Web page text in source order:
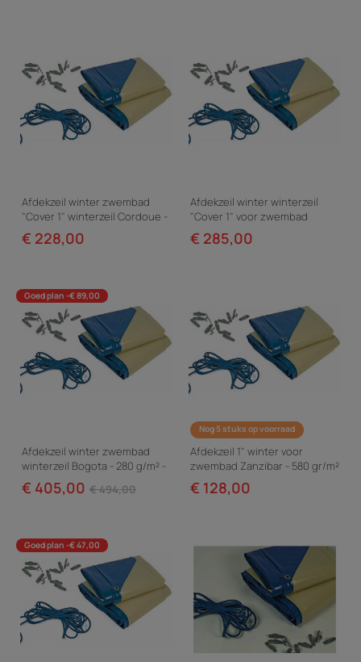
Afdekzeil winter zwembad
"Cover 1" winterzeil Cordoue -
580 g/m² - Blauw
€ 228,00
Afdekzeil winter winterzeil
"Cover 1" voor zwembad
Brazilia / Bora - 580 g/m² -
Blauw
€ 285,00
Goed plan -€ 89,00
Afdekzeil winter zwembad
winterzeil Bogota - 280 g/m² -
Blauw
€ 405,00 € 494,00
Nog 5 stuks op voorraad
Afdekzeil 1" winter voor
zwembad Zanzibar - 580 gr/m²
- blauw
€ 128,00
Goed plan -€ 47,00